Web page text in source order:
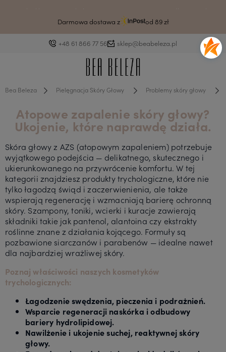
Drodzy klienci ze względu na awarię systemu czas wysyłki może ulec
wydłużeniu.
Darmowa dostawa z od 89 zł
+48 61 866 77 56 sklep@beabeleza.pl
Bea Beleza Pielęgnacja Skóry Głowy Problemy skóry głowy
Atopowe zapalenie skóry głowy?
Ukojenie, które naprawdę działa.
Skóra głowy z AZS (atopowym zapaleniem) potrzebuje
wyjątkowego podejścia — delikatnego, skutecznego i
ukierunkowanego na przywrócenie komfortu. W tej
kategorii znajdziesz produkty trychologiczne, które nie
tylko łagodzą świąd i zaczerwienienia, ale także
wspierają regenerację i wzmacniają barierę ochronną
skóry. Szampony, toniki, wcierki i kuracje zawierają
składniki takie jak pantenol, alantoina czy ekstrakty
roślinne znane z działania kojącego. Formuły są
pozbawione siarczanów i parabenów — idealne nawet
dla najbardziej wrażliwej skóry.
Poznaj właściwości naszych kosmetyków
trychologicznych:
Łagodzenie swędzenia, pieczenia i podrażnień.
Wsparcie regeneracji naskórka i odbudowy
bariery hydrolipidowej.
Nawilżenie i ukojenie suchej, reaktywnej skóry
głowy.